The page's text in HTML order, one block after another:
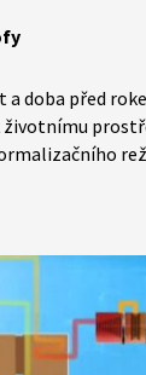
a doba před
životnímu
zůstává
přitom tak